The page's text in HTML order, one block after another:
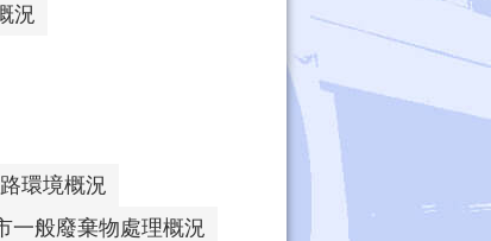
況
環境概況
一般廢棄物處理概況